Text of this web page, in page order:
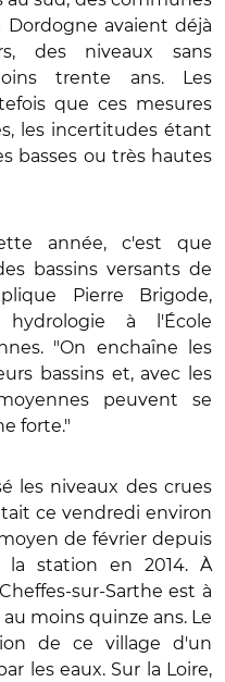
Dordogne avaient déjà
des niveaux sans
trente ans. Les
que ces mesures
les incertitudes étant
basses ou très hautes
année, c'est que
bassins versants de
Pierre Brigode,
hydrologie à l'École
"On enchaîne les
bassins et, avec les
peuvent se
forte."
les niveaux des crues
ce vendredi environ
de février depuis
station en 2014. À
sur-Sarthe est à
moins quinze ans. Le
de ce village d'un
les eaux. Sur la Loire,